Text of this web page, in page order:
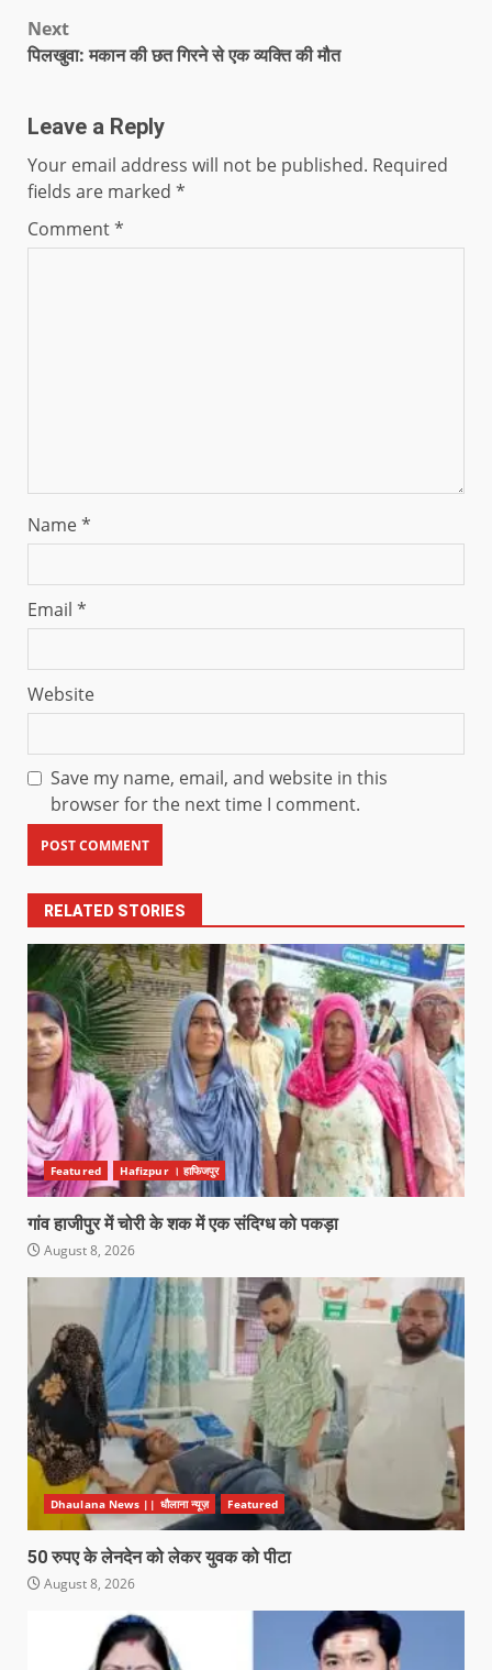
Next
पिलखुवा: मकान की छत गिरने से एक व्यक्ति की मौत
Leave a Reply
Your email address will not be published. Required
fields are marked *
Comment*
Name*
Email *
Website
Save my name, email, and website in this
browser for the next time I comment.
RELATED STORIES
Featured Hafizpur । हाफिजपुर
गांव हाजीपुर में चोरी के शक में एक संदिग्ध को पकड़ा
August 8, 2026
Dhaulana News || धौलाना न्यूज़ Featured
50 रुपए के लेनदेन को लेकर युवक को पीटा
August 8, 2026